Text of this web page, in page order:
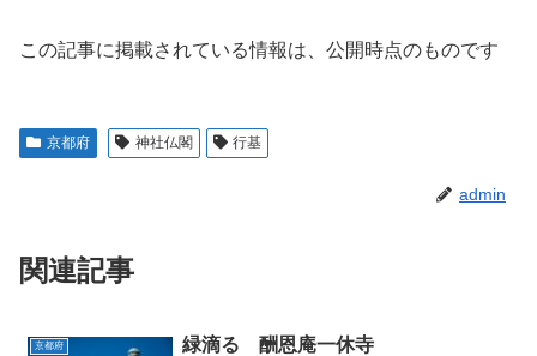
この記事に掲載されている情報は、公開時点のものです
京都府 神社仏閣 行基
admin
関連記事
京都府 緑滴る 酬恩庵一休寺